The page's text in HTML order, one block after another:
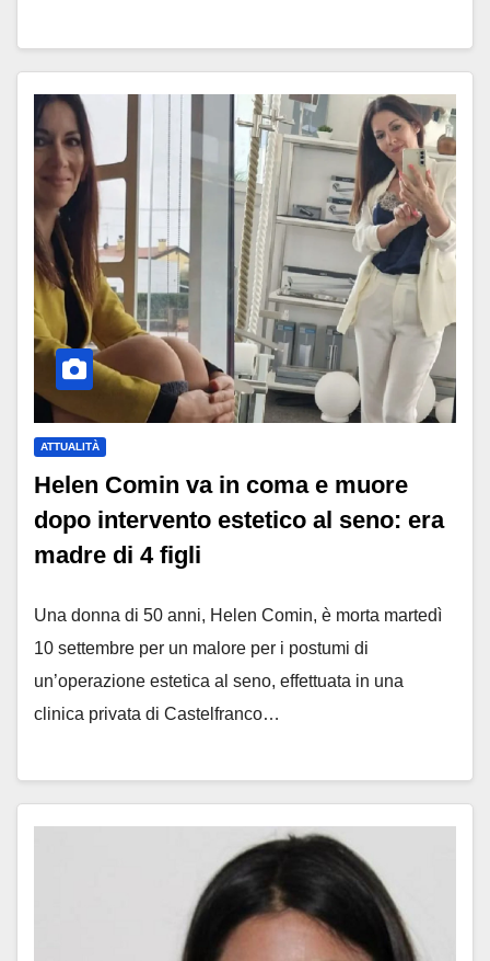
ATTUALITÀ
Helen Comin va in coma e muore
dopo intervento estetico al seno: era
madre di 4 figli
Una donna di 50 anni, Helen Comin, è morta martedì
10 settembre per un malore per i postumi di
un’operazione estetica al seno, effettuata in una
clinica privata di Castelfranco…